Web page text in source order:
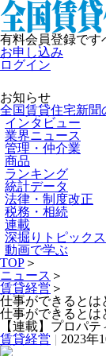
有料会員登録です
お申し込み
ログイン
お知らせ
全国賃貸住宅新聞
インタビュー
業界ニュース
管理・仲介業
商品
ランキング
統計データ
法律・制度改正
税務・相続
連載
深掘りトピックス
動画で学ぶ
TOP ＞
ニュース ＞
賃貸経営 ＞
仕事ができるとは
仕事ができるとは
【連載】プロパ
賃貸経営 | 2023年